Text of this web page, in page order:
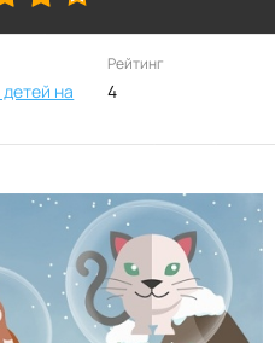
на
Рейтинг
4